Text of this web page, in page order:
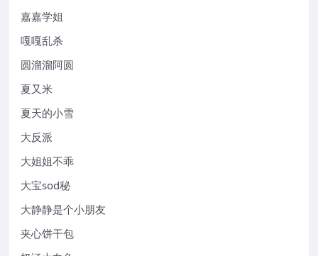
嘉嘉学姐
嘎嘎乱杀
圆溜溜阿圆
夏又米
夏天的小雪
大反派
大姐姐不乖
大宝sod秘
大静静是个小朋友
夹心饼干包